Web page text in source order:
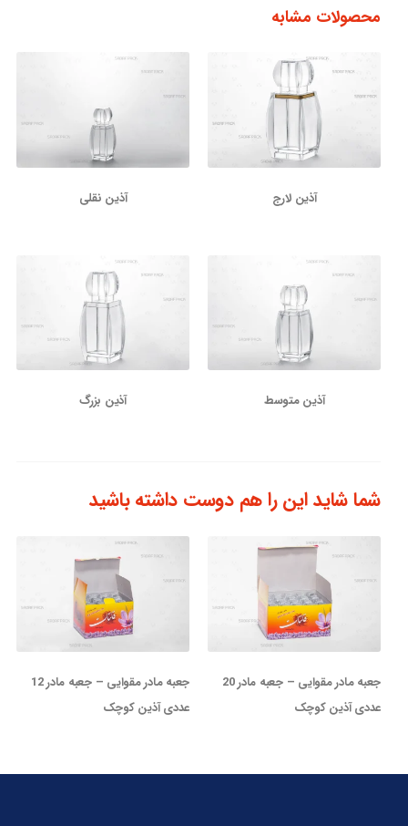
محصولات مشابه
آذین لارج آذین نقلی
آذین متوسط آذین بزرگ
شما شاید این را هم دوست داشته باشید
جعبه مادر مقوایی – جعبه مادر 20
عددی آذین کوچک
جعبه مادر مقوایی – جعبه مادر 12
عددی آذین کوچک